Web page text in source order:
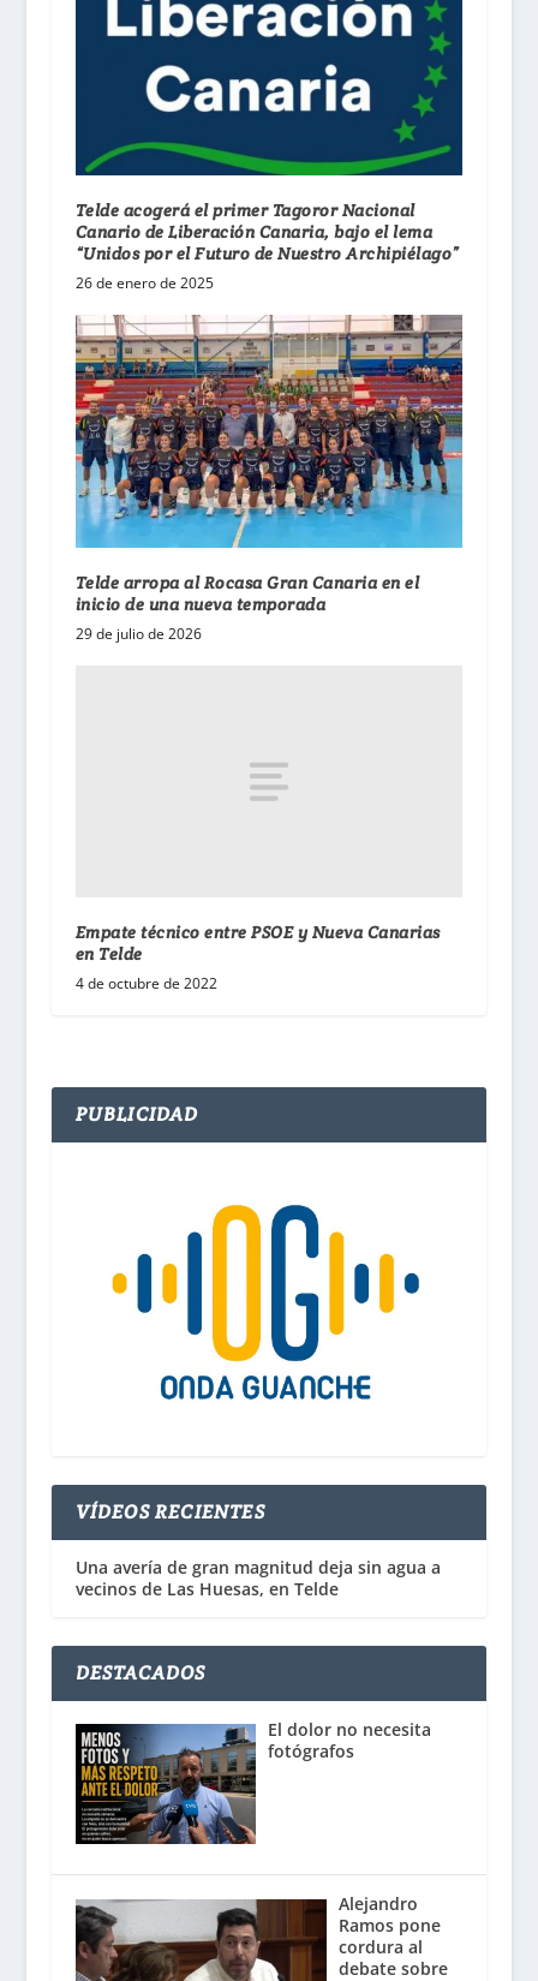
Telde acogerá el primer Tagoror Nacional
Canario de Liberación Canaria, bajo el lema
“Unidos por el Futuro de Nuestro Archipiélago”
26 de enero de 2025
Telde arropa al Rocasa Gran Canaria en el
inicio de una nueva temporada
29 de julio de 2026
Empate técnico entre PSOE y Nueva Canarias
en Telde
4 de octubre de 2022
PUBLICIDAD
VÍDEOS RECIENTES
Una avería de gran magnitud deja sin agua a
vecinos de Las Huesas, en Telde
DESTACADOS
El dolor no necesita
fotógrafos
Alejandro
Ramos pone
cordura al
debate sobre